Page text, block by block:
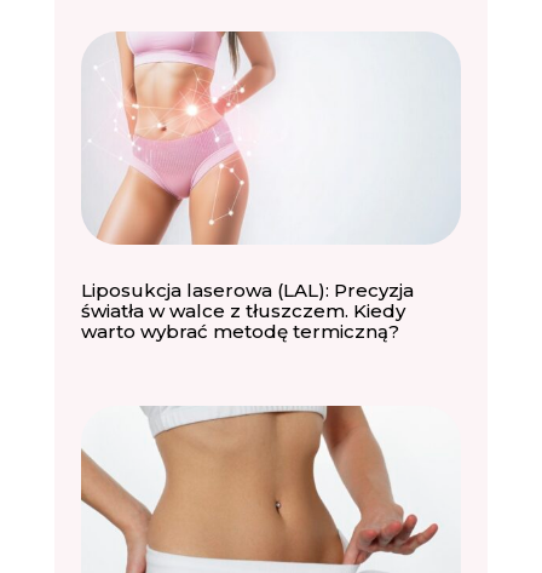
Liposukcja laserowa (LAL): Precyzja
światła w walce z tłuszczem. Kiedy
warto wybrać metodę termiczną?